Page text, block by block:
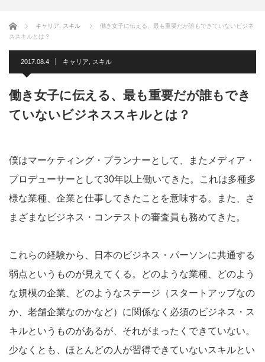
ホーム キャリア スキル
働き女子に伝える、最も重要だが誰もできていないビジネ
ススキルとは？
2017.08.4 キャリア スキル
働き女子に伝える、最も重要だが誰もでき
ていないビジネススキルとは？
僕はマーケティング・プランナーとして、またメディア・
プロデューサーとして30年以上働いてきた。これは多種多
様な業種、企業と仕事してきたことを意味する。また、さ
まざまなビジネス・コンテストの審査員も務めてきた。
これらの経験から、日本のビジネス・パーソンに共通する
弱点というものが見えてくる。どのような業種、どのよう
な規模の企業、どのようなステージ（スタートアップなの
か、老舗企業なのかなど）に関係なく必須のビジネス・ス
キルというものがあるが、それがまったくできていない。
少なくとも、ほとんどの人が習得できていないスキルとい